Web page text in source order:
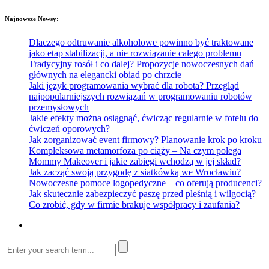
Najnowsze Newsy:
Dlaczego odtruwanie alkoholowe powinno być traktowane
jako etap stabilizacji, a nie rozwiązanie całego problemu
Tradycyjny rosół i co dalej? Propozycje nowoczesnych dań
głównych na elegancki obiad po chrzcie
Jaki język programowania wybrać dla robota? Przegląd
najpopularniejszych rozwiązań w programowaniu robotów
przemysłowych
Jakie efekty można osiągnąć, ćwicząc regularnie w fotelu do
ćwiczeń oporowych?
Jak zorganizować event firmowy? Planowanie krok po kroku
Kompleksowa metamorfoza po ciąży – Na czym polega
Mommy Makeover i jakie zabiegi wchodzą w jej skład?
Jak zacząć swoją przygodę z siatkówką we Wrocławiu?
Nowoczesne pomoce logopedyczne – co oferują producenci?
Jak skutecznie zabezpieczyć paszę przed pleśnią i wilgocią?
Co zrobić, gdy w firmie brakuje współpracy i zaufania?